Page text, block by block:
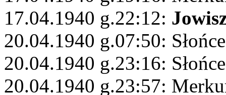
17.04.1940 g.22:12:
20.04.1940 g.07:50:
20.04.1940 g.23:16:
20.04.1940 g.23:57: